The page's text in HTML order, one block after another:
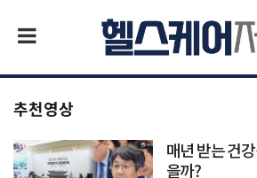
추천영상
매년 받는 건
을까?